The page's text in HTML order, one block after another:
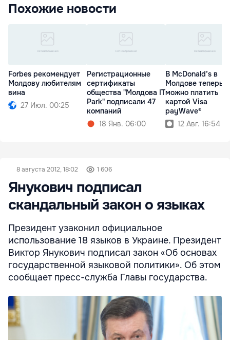
Похожие новости
Forbes рекомендует
Молдову любителям
вина
27 Июл. 00:25
Регистрационные
сертификаты
общества "Молдова IT
Park" подписали 47
компаний
18 Янв. 06:00
В McDonald’s в
Молдове теперь
можно платить
картой Visa
payWave®
12 Авг. 16:54
8 августа 2012, 18:02 1 606
Янукович подписал
скандальный закон о языках
Президент узаконил официальное
использование 18 языков в Украине. Президент
Виктор Янукович подписал закон «Об основах
государственной языковой политики». Об этом
сообщает пресс-служба Главы государства.